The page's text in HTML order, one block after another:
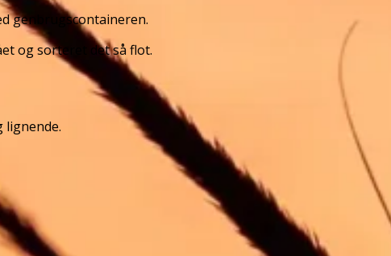
genbrugscontaineren.
og sorteret det så flot.
lignende.